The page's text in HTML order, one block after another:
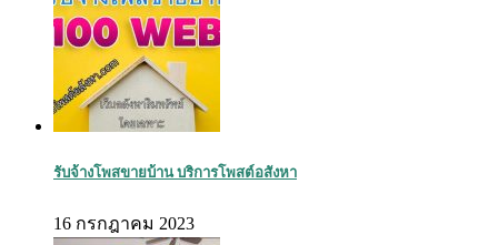
รับจ้างโพสขายบ้าน บริการโพสต์อสังหา
16 กรกฎาคม 2023